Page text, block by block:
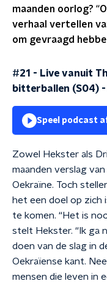
maanden oorlog?
verhaal vertellen
om gevraagd
#21 - Live vanuit
bitterballen (S04) -
Speel podcast
Zowel Hekster als
maanden verslag
Oekraïne. Toch
het een doel op zich
te komen. “Het is
stelt Hekster. “Ik ga
doen van de slag in
Oekraïense kant.
mensen die leven in